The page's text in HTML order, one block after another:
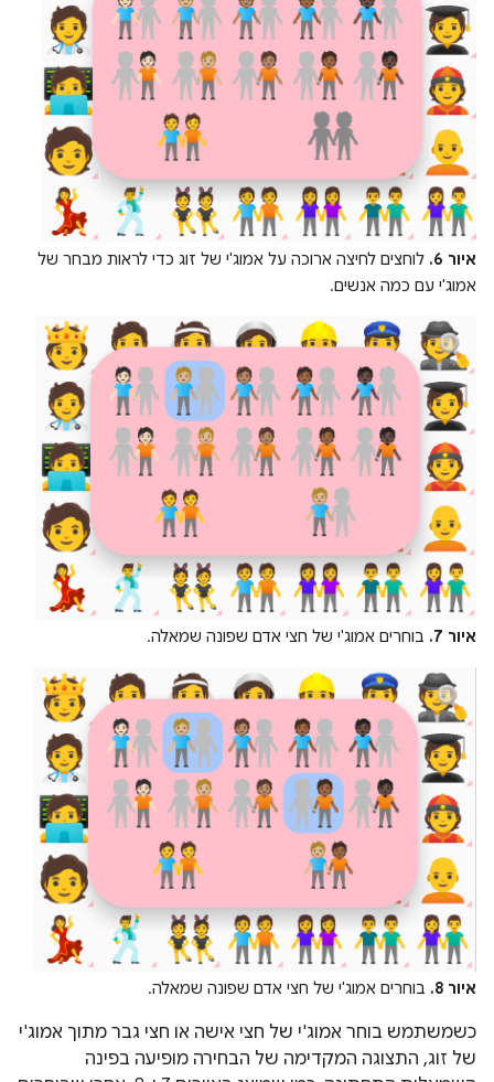
איור 6.
לוחצים לחיצה ארוכה על אמוג'י של זוג כדי לראות מבחר של
אמוג'י עם כמה אנשים.
איור 7. בוחרים אמוג'י של חצי אדם שפונה שמאלה.
איור 8. בוחרים אמוג'י של חצי אדם שפונה שמאלה.
כשמשתמש בוחר אמוג'י של חצי אישה או חצי גבר מתוך אמוג'י
של זוג, התצוגה המקדימה של הבחירה מופיעה בפינה